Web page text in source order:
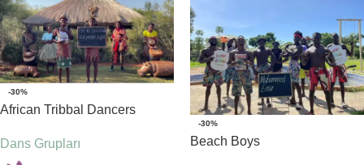
-30%
African Tribbal Dancers
Dans Grupları
-30%
Beach Boys